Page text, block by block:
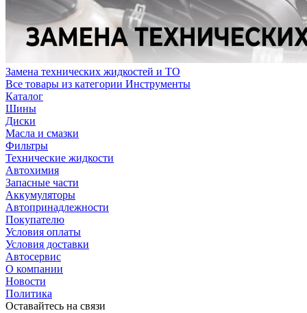
Замена технических жидкостей и ТО
Все товары из категории Инструменты
Каталог
Шины
Диски
Масла и смазки
Фильтры
Технические жидкости
Автохимия
Запасные части
Аккумуляторы
Автопринадлежности
Покупателю
Условия оплаты
Условия доставки
Автосервис
О компании
Новости
Политика
Оставайтесь на связи